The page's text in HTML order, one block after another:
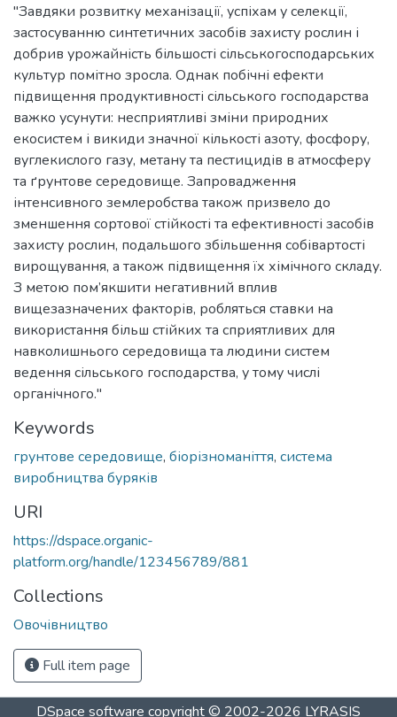
"Завдяки розвитку механізації, успіхам у селекції,
застосуванню синтетичних засобів захисту рослин і
добрив урожайність більшості сільськогосподарських
культур помітно зросла. Однак побічні ефекти
підвищення продуктивності сільського господарства
важко усунути: несприятливі зміни природних
екосистем і викиди значної кількості азоту, фосфору,
вуглекислого газу, метану та пестицидів в атмосферу
та ґрунтове середовище. Запровадження
інтенсивного землеробства також призвело до
зменшення сортової стійкості та ефективності засобів
захисту рослин, подальшого збільшення собівартості
вирощування, а також підвищення їх хімічного складу.
З метою пом’якшити негативний вплив
вищезазначених факторів, робляться ставки на
використання більш стійких та сприятливих для
навколишнього середовища та людини систем
ведення сільського господарства, у тому числі
органічного."
Keywords
грунтове середовище, біорізноманіття, система
виробництва буряків
URI
https://dspace.organic-
platform.org/handle/123456789/881
Collections
Овочівництво
Full item page
DSpace software copyright © 2002-2026 LYRASIS